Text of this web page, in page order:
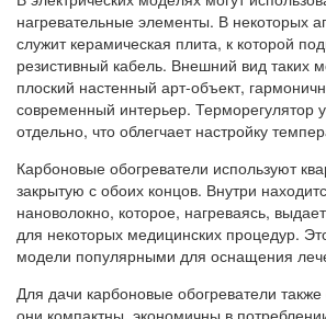
нагревательные элементы. В некоторых
служит керамическая плита, к которой
резистивный кабель. Внешний вид таких
плоский настенный арт-объект,
современный интерьер. Терморегулятор
отдельно, что облегчает настройку
Карбоновые обогреватели используют
закрытую с обоих концов. Внутри
нановолокно, которое, нагреваясь,
для некоторых медицинских процедур.
модели популярными для оснащения
Для дачи карбоновые обогреватели